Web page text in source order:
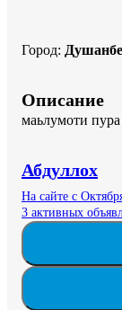
Город: Душанбе
Описание
маьлумоти
Абдуллох
На сайте с
3 активных